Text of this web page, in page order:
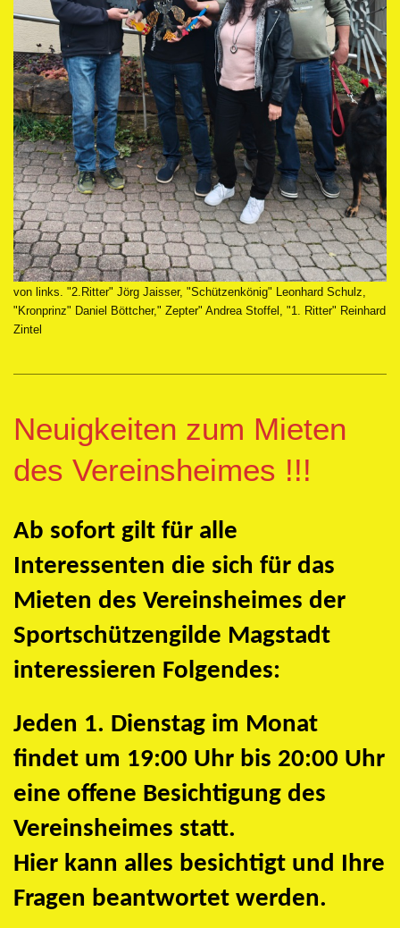
von links. "2.Ritter" Jörg Jaisser, "Schützenkönig" Leonhard Schulz,
"Kronprinz" Daniel Böttcher," Zepter" Andrea Stoffel, "1. Ritter" Reinhard
Zintel
Neuigkeiten zum Mieten
des Vereinsheimes !!!
Ab sofort gilt für alle
Interessenten die sich für das
Mieten des Vereinsheimes der
Sportschützengilde Magstadt
interessieren Folgendes:
Jeden 1. Dienstag im Monat
findet um 19:00 Uhr bis 20:00 Uhr
eine offene Besichtigung des
Vereinsheimes statt.
Hier kann alles besichtigt und Ihre
Fragen beantwortet werden.